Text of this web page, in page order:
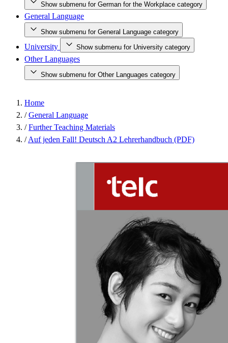
Show submenu for German for the Workplace category
General Language
Show submenu for General Language category
University Show submenu for University category
Other Languages
Show submenu for Other Languages category
Home
/ General Language
/ Further Teaching Materials
/ Auf jeden Fall! Deutsch A2 Lehrerhandbuch (PDF)